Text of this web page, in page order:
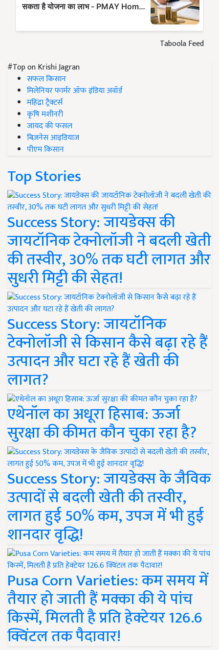
Taboola Feed
#Top on Krishi Jagran
सफल किसान
मिलेनियर फार्मर ऑफ इंडिया अवॉर्ड
महिंद्रा ट्रैक्टर्स
कृषि मशीनरी
जायद की फसल
बिज़नेस आइडियाज
पीएम किसान
Top Stories
Success Story: जायडेक्स की
जायटॉनिक टेक्नोलॉजी ने बदली खेती
की तस्वीर, 30% तक घटी लागत और
सुधरी मिट्टी की सेहत!
Success Story: जायटॉनिक
टेक्नोलॉजी से किसान कैसे बढ़ा रहे हैं
उत्पादन और घटा रहे हैं खेती की
लागत?
एथेनॉल का अधूरा हिसाब: ऊर्जा
सुरक्षा की कीमत कौन चुका रहा है?
Success Story: जायडेक्स के जैविक
उत्पादों से बदली खेती की तस्वीर,
लागत हुई 50% कम, उपज में भी हुई
शानदार वृद्धि!
Pusa Corn Varieties: कम समय में
तैयार हो जाती हैं मक्का की ये पांच
किस्में, मिलती है प्रति हेक्टेयर 126.6
क्विंटल तक पैदावार!